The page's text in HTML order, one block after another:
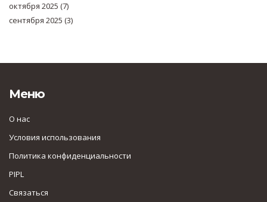
октября 2025 (7)
сентября 2025 (3)
Меню
О нас
Условия использования
Политика конфиденциальности
PIPL
Связаться